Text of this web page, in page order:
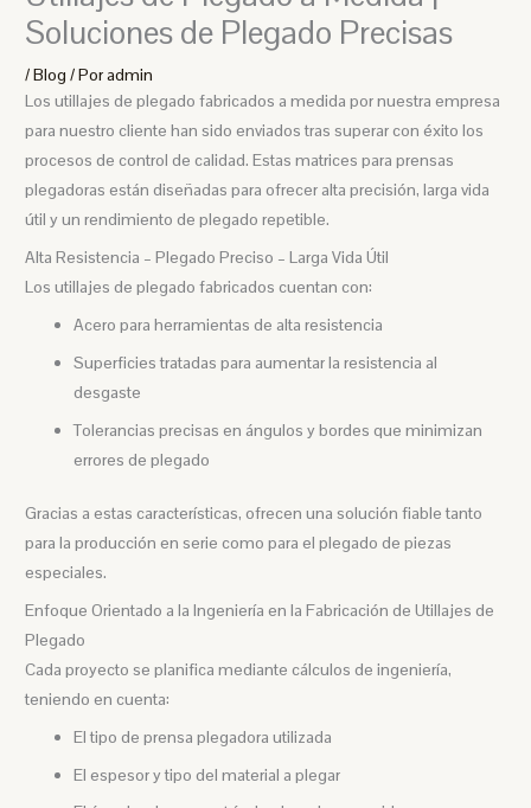
Soluciones de Plegado Precisas
/Blog / Poradmin
Los utillajes de plegado fabricados a medida por nuestra empresa
para nuestro cliente han sido enviados tras superar con éxito los
procesos de control de calidad. Estas matrices para prensas
plegadoras están diseñadas para ofrecer alta precisión, larga vida
útil y un rendimiento de plegado repetible.
Alta Resistencia – Plegado Preciso – Larga Vida Útil
Los utillajes de plegado fabricados cuentan con:
Acero para herramientas de alta resistencia
Superficies tratadas para aumentar la resistencia al
desgaste
Tolerancias precisas en ángulos y bordes que minimizan
errores de plegado
Gracias a estas características, ofrecen una solución fiable tanto
para la producción en serie como para el plegado de piezas
especiales.
Enfoque Orientado a la Ingeniería en la Fabricación de Utillajes de
Plegado
Cada proyecto se planifica mediante cálculos de ingeniería,
teniendo en cuenta:
El tipo de prensa plegadora utilizada
El espesor y tipo del material a plegar